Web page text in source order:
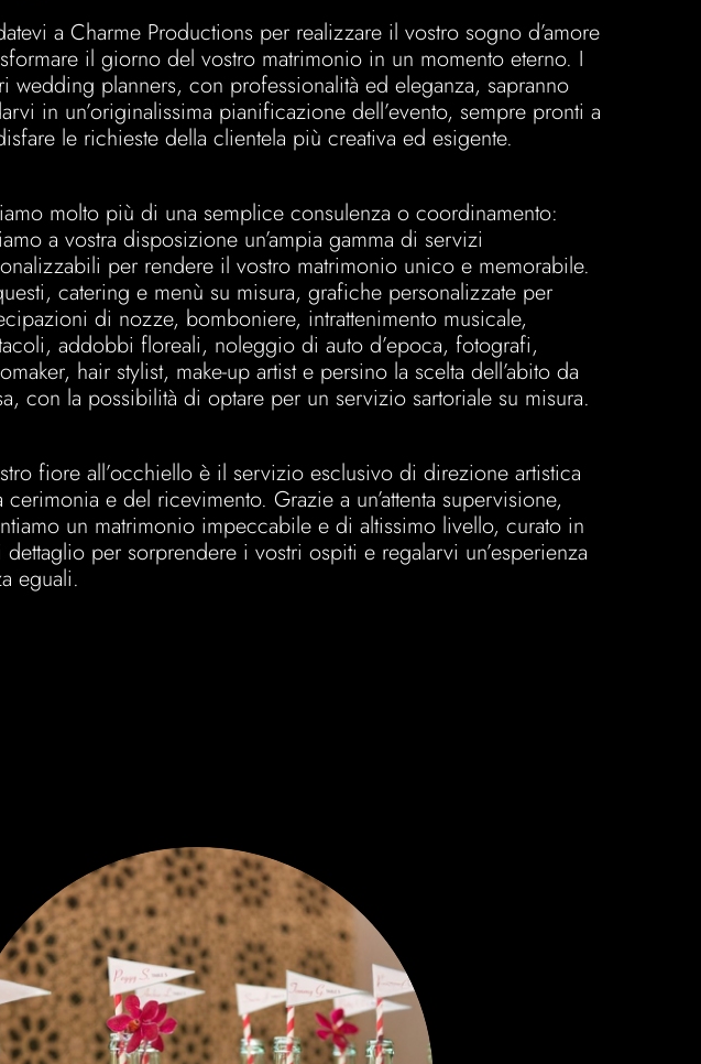
a Charme Productions per realizzare il vostro sogno d’amore
il giorno del vostro matrimonio in un momento eterno. I
wedding planners, con professionalità ed eleganza, sapranno
in un’originalissima pianificazione dell’evento, sempre pronti a
le richieste della clientela più creativa ed esigente.
molto più di una semplice consulenza o coordinamento:
a vostra disposizione un’ampia gamma di servizi
per rendere il vostro matrimonio unico e memorabile.
catering e menù su misura, grafiche personalizzate per
di nozze, bomboniere, intrattenimento musicale,
addobbi floreali, noleggio di auto d’epoca, fotografi,
hair stylist, make-up artist e persino la scelta dell’abito da
con la possibilità di optare per un servizio sartoriale su misura.
fiore all’occhiello è il servizio esclusivo di direzione artistica
cerimonia e del ricevimento. Grazie a un’attenta supervisione,
un matrimonio impeccabile e di altissimo livello, curato in
per sorprendere i vostri ospiti e regalarvi un’esperienza
eguali.